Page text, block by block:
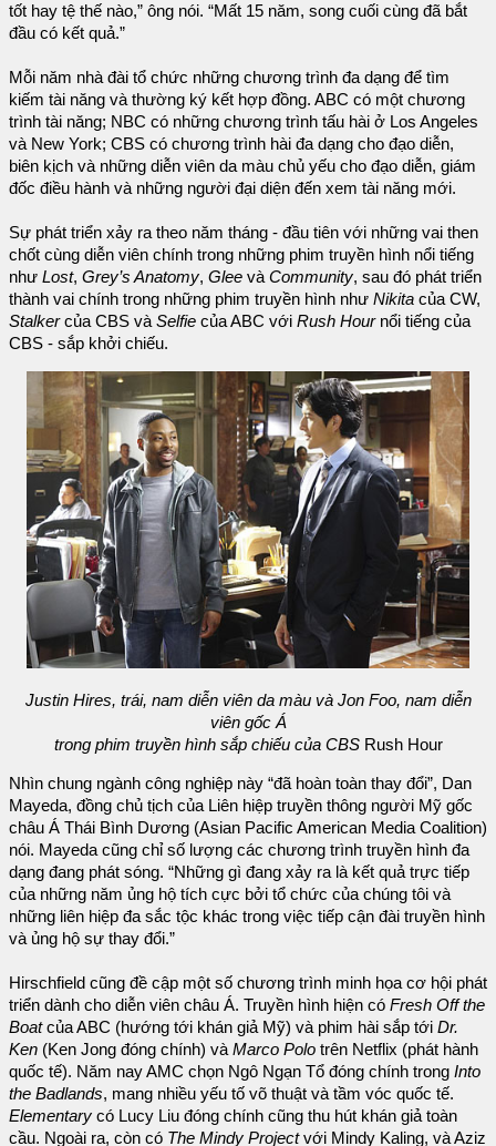
tốt hay tệ thế nào,” ông nói. “Mất 15 năm, song cuối cùng đã bắt
đầu có kết quả.”
Mỗi năm nhà đài tổ chức những chương trình đa dạng để tìm
kiếm tài năng và thường ký kết hợp đồng. ABC có một chương
trình tài năng; NBC có những chương trình tấu hài ở Los Angeles
và New York; CBS có chương trình hài đa dạng cho đạo diễn,
biên kịch và những diễn viên da màu chủ yếu cho đạo diễn, giám
đốc điều hành và những người đại diện đến xem tài năng mới.
Sự phát triển xảy ra theo năm tháng - đầu tiên với những vai then
chốt cùng diễn viên chính trong những phim truyền hình nổi tiếng
như Lost, Grey’s Anatomy, Glee vàCommunity, sau đó phát triển
thành vai chính trong những phim truyền hình như Nikita của CW,
Stalkercủa CBS vàSelfie của ABC với Rush Hournổi tiếng của
CBS - sắp khởi chiếu.
Justin Hires, trái, nam diễn viên da màu và Jon Foo, nam diễn
viên gốc Á
trong phim truyền hình sắp chiếu của CBSRush Hour
Nhìn chung ngành công nghiệp này “đã hoàn toàn thay đổi”, Dan
Mayeda, đồng chủ tịch của Liên hiệp truyền thông người Mỹ gốc
châu Á Thái Bình Dương (Asian Pacific American Media Coalition)
nói. Mayeda cũng chỉ số lượng các chương trình truyền hình đa
dạng đang phát sóng. “Những gì đang xảy ra là kết quả trực tiếp
của những năm ủng hộ tích cực bởi tổ chức của chúng tôi và
những liên hiệp đa sắc tộc khác trong việc tiếp cận đài truyền hình
và ủng hộ sự thay đổi.”
Hirschfield cũng đề cập một số chương trình minh họa cơ hội phát
triển dành cho diễn viên châu Á. Truyền hình hiện có Fresh Off the
Boatcủa ABC (hướng tới khán giả Mỹ) và phim hài sắp tới Dr.
Ken (Ken Jong đóng chính) và Marco Polo trên Netflix (phát hành
quốc tế). Năm nay AMC chọn Ngô Ngạn Tổ đóng chính trong Into
the Badlands, mang nhiều yếu tố võ thuật và tầm vóc quốc tế.
Elementary có Lucy Liu đóng chính cũng thu hút khán giả toàn
cầu. Ngoài ra, còn có The Mindy Projectvới Mindy Kaling, và Aziz